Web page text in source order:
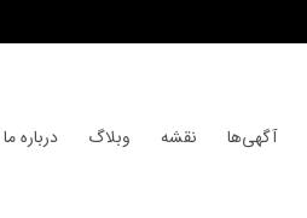
آگهی‌ها نقشه وبلاگ درباره ما